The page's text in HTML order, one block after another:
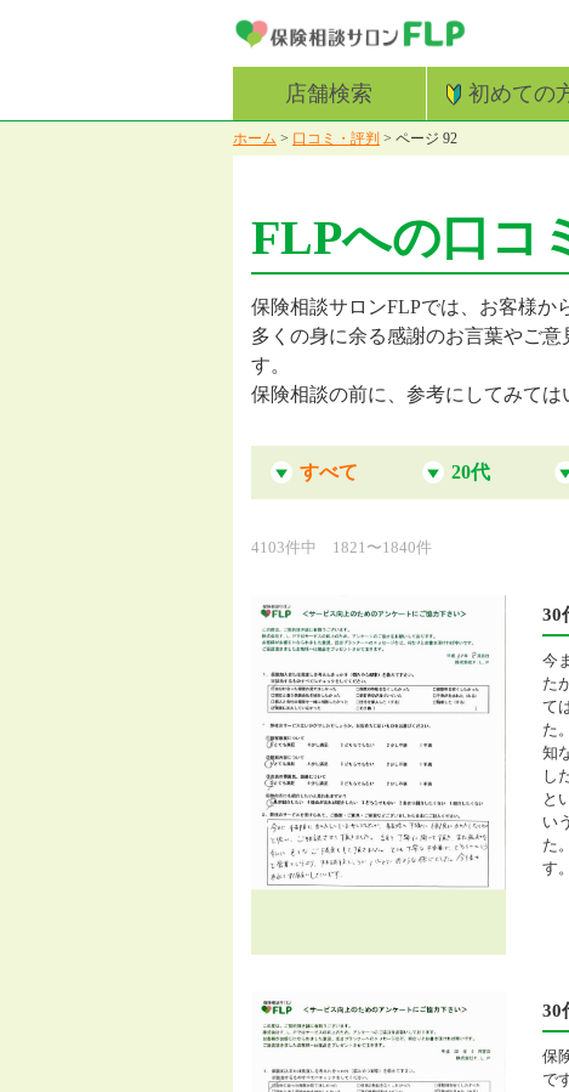
店舗検索 初めての
ホーム > 口コミ・評判 > ページ 92
FLPへの口コ
保険相談サロンFLPでは、お客様か
多くの身に余る感謝のお言葉やご
す。
保険相談の前に、参考にしてみては
すべて 20代
4103件中 1821〜1840件
30
今
た
て
た
知
し
と
い
た
す。
30
保
で